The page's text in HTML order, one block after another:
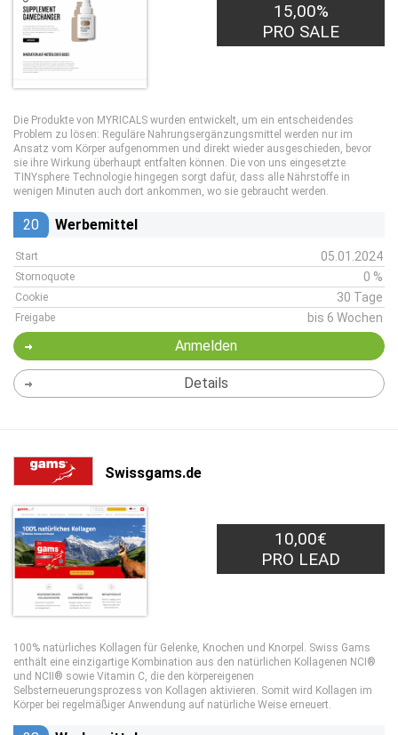
15,00%
PRO SALE
Die Produkte von MYRICALS wurden entwickelt, um ein entscheidendes
Problem zu lösen: Reguläre Nahrungsergänzungsmittel werden nur im
Ansatz vom Körper aufgenommen und direkt wieder ausgeschieden, bevor
sie ihre Wirkung überhaupt entfalten können. Die von uns eingesetzte
TINYsphere Technologie hingegen sorgt dafür, dass alle Nährstoffe in
wenigen Minuten auch dort ankommen, wo sie gebraucht werden.
20 Werbemittel
Start 05.01.2024
Stornoquote 0 %
Cookie 30 Tage
Freigabe bis 6 Wochen
Anmelden
Details
Swissgams.de
10,00€
PRO LEAD
100% natürliches Kollagen für Gelenke, Knochen und Knorpel. Swiss Gams
enthält eine einzigartige Kombination aus den natürlichen Kollagenen NCI®
und NCII® sowie Vitamin C, die den körpereigenen
Selbsterneuerungsprozess von Kollagen aktivieren. Somit wird Kollagen im
Körper bei regelmäßiger Anwendung auf natürliche Weise erneuert.